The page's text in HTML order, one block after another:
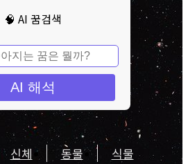
🧠 AI 꿈검색
AI 해석
신체 동물 식물